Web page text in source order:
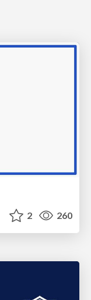
2 260